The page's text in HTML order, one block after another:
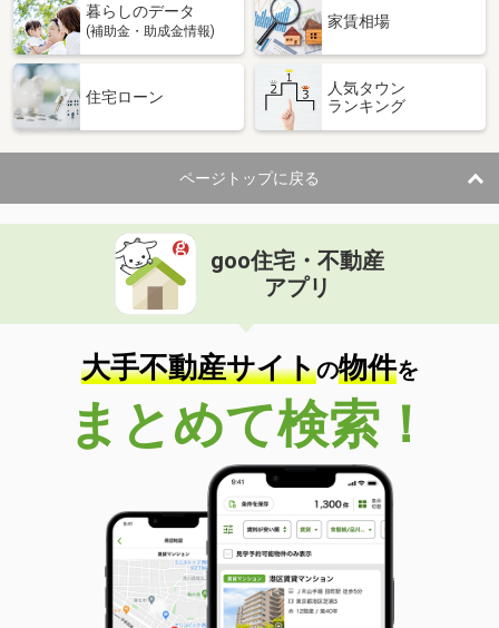
間取り
秋田県秋田市千秋城下町
住 所
秋田県秋田市千秋城下町
専有面積 23.18m²
間取り
1K
秋田県秋田市将軍野東３
価 格
住 所
秋田県秋田市将軍野東３
専有面積 26.49m²
間取り
1K
秋田県由利本荘市新組町
価 格
5.90万円
秋田県由利本荘市新組町
23.61m²
間取り
1K
秋田県秋田市新屋松美ガ丘東町
価 格
6.10万円
暮らしのデータ
(補助金・助成金情報)
家賃相場
住宅ローン
人気タウン
ランキング
ページトップに戻る
goo住宅・不動産
アプリ
大手不動産サイトの物件を
まとめて検索！